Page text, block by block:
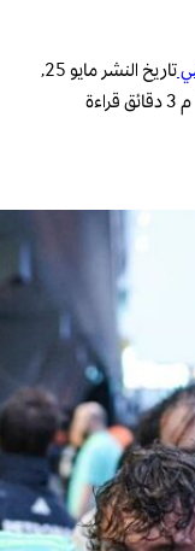
تاريخ النشر
مايو 25,
3 دقائق قراءة